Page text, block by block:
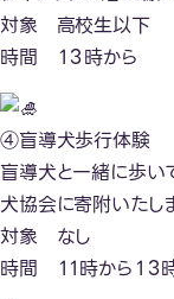
対象 高校生以下
時間 １３時から
④盲導犬歩行体験
盲導犬と一緒に歩い
犬協会に寄附いたし
対象 なし
時間 １１時から１３